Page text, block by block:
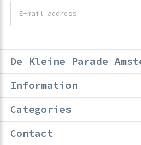
De Kleine Parade
Information
Categories
Contact